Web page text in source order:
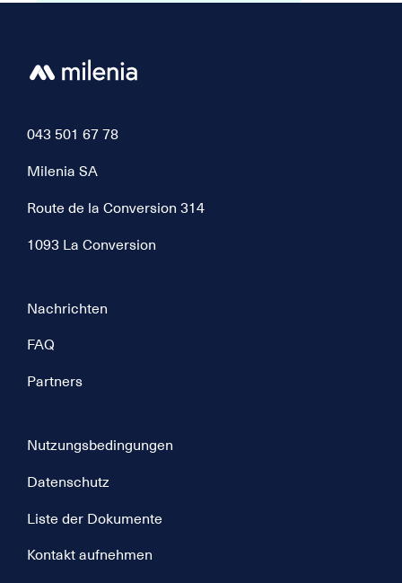
043 501 67 78
Milenia SA
Route de la Conversion 314
1093 La Conversion
Nachrichten
FAQ
Partners
Nutzungsbedingungen
Datenschutz
Liste der Dokumente
Kontakt aufnehmen